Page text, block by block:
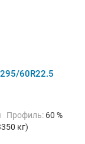
60R22.5
Профиль: 60 %
кг)